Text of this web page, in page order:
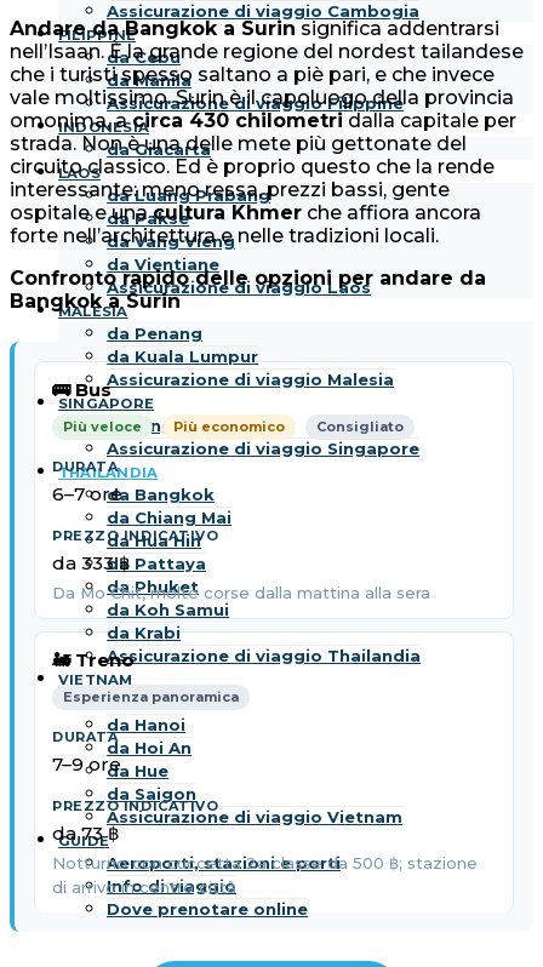
Assicurazione di viaggio Cambogia
FILIPPINE
da Cebu
da Manila
Assicurazione di viaggio Filippine
INDONESIA
da Giacarta
LAOS
da Luang Prabang
da Pakse
da Vang Vieng
da Vientiane
Assicurazione di viaggio Laos
MALESIA
da Penang
da Kuala Lumpur
Assicurazione di viaggio Malesia
SINGAPORE
da Singapore
Assicurazione di viaggio Singapore
THAILANDIA
da Bangkok
da Chiang Mai
da Hua Hin
da Pattaya
da Phuket
da Koh Samui
da Krabi
Assicurazione di viaggio Thailandia
VIETNAM
da Da Nang
da Hanoi
da Hoi An
da Hue
da Saigon
Assicurazione di viaggio Vietnam
GUIDE
Aeroporti, stazioni e porti
Info di viaggio
Dove prenotare online
Andare da Bangkok a Surin significa addentrarsi
nell’Isaan. È la grande regione del nordest tailandese
che i turisti spesso saltano a piè pari, e che invece
vale moltissimo. Surin è il capoluogo della provincia
omonima, acirca 430 chilometri dalla capitale per
strada. Non è una delle mete più gettonate del
circuito classico. Ed è proprio questo che la rende
interessante: meno ressa, prezzi bassi, gente
ospitale e unacultura Khmer che affiora ancora
forte nell’architettura e nelle tradizioni locali.
Confronto rapido delle opzioni per andare da
Bangkok a Surin
🚌 Bus
Più veloce Più economico Consigliato
6–7 ore
da 333 ฿
Da Mo Chit, molte corse dalla mattina alla sera
🚂 Treno
Esperienza panoramica
7–9 ore
da 73 ฿
Notturno con cuccetta 2a classe da 500 ฿; stazione
di arrivo in centro città